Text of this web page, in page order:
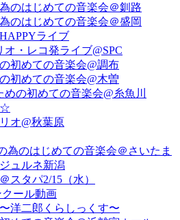
のはじめての音楽会＠釧路
のはじめての音楽会＠盛岡
ライブ
オ・レコ発ライブ@SPC
初めての音楽会@調布
初めての音楽会@木曽
めの初めての音楽会@糸魚川
☆
オ@秋葉原
のはじめての音楽会＠さいたま
ュルネ新潟
スタパ2/15（水）
ール動画
洋二郎くらしっくす〜